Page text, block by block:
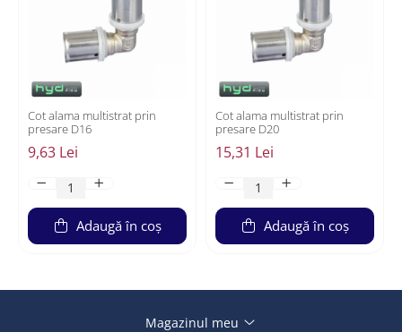
Cot alama multistrat prin
presare D16
9,63 Lei
Adaugă în coș
Cot alama multistrat prin
presare D20
15,31 Lei
Adaugă în coș
Magazinul meu